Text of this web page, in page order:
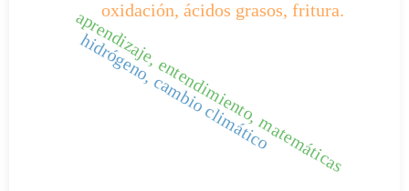
hidrógeno, cambio climático
aprendizaje, entendimiento, matemáticas
oxidación, ácidos grasos, fritura.